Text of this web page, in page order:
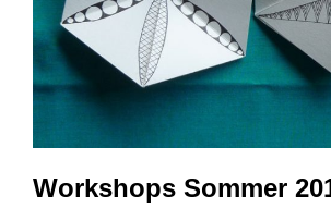
Workshops Sommer